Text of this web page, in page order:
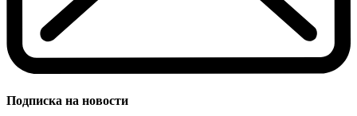
Подписка на новости